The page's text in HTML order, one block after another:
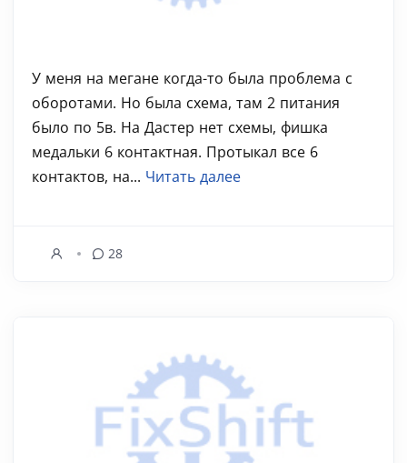
У меня на мегане когда-то была проблема с
оборотами. Но была схема, там 2 питания
было по 5в. На Дастер нет схемы, фишка
медальки 6 контактная. Протыкал все 6
контактов, на... Читать далее
28